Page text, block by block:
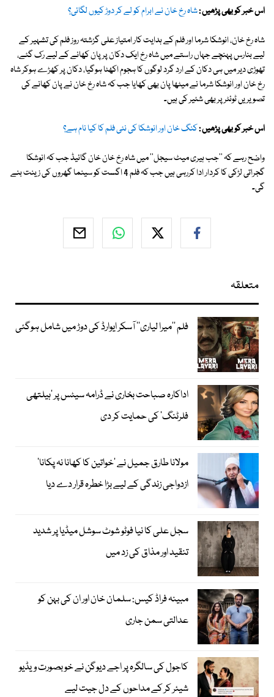
اس خبر کو بھی پڑھیں :شاہ رخ خان نے ابرام کو لے کر دوڑ کیوں لگائی؟
شاہ رخ خان، انوشکا شرما اور فلم کے ہدایت کار امتیاز علی گزشتہ روز فلم کی تشہیر کے
لیے بنارس پہنچے جہاں راستے میں شاہ رخ ایک دکان پر پان کھانے کے لیے رک گئے،
تھوڑی دیر میں ہی دکان کے ارد گرد لوگوں کا ہجوم اکھٹا ہوگیا، دکان پر کھڑے ہوکر شاہ
رخ خان اور انوشکا شرما نے میٹھا پان بھی کھایا جب کہ شاہ رخ خان نے پان کھانے کی
تصویریں ٹوئٹر پر بھی شئیر کی ہیں۔
اس خبر کو بھی پڑھیں :کنگ خان اور انوشکا کی نئی فلم کا کیا نام ہے؟
واضح رہے کہ ''جب ہیری میٹ سیجل'' میں شاہ رخ خان خان گائیڈ جب کہ انوشکا
گجراتی لڑکی کا کردار ادا کررہی ہیں جب کہ فلم 4 اگست کو سینما گھروں کی زینت بنے
گی۔
متعلقہ
فلم ’’میرا لیاری‘‘ آسکر ایوارڈ کی دوڑ میں شامل ہوگئی
اداکارہ صباحت بخاری نے ڈرامہ سیٹس پر ’ہیلتھی
فلرٹنگ‘ کی حمایت کر دی
مولانا طارق جمیل نے ’خواتین کا کھانا نہ پکانا‘
ازدواجی زندگی کے لیے بڑا خطرہ قرار دے دیا
سجل علی کا نیا فوٹو شوٹ سوشل میڈیا پر شدید
تنقید اور مذاق کی زد میں
مبینہ فراڈ کیس: سلمان خان اور ان کی بہن کو
عدالتی سمن جاری
کاجول کی سالگرہ پر اجے دیوگن نے خوبصورت ویڈیو
شیئر کر کے مداحوں کے دل جیت لیے